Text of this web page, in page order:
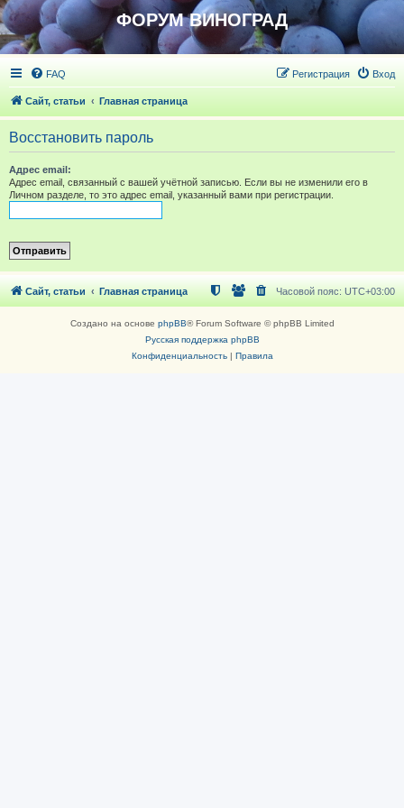
ФОРУМ ВИНОГРАД
FAQ Вход
Регистрация
Сайт, статьи Главная страница
Восстановить пароль
Адрес email:
Адрес email, связанный с вашей учётной записью. Если вы не изменили его в
Личном разделе, то это адрес email, указанный вами при регистрации.
Сайт, статьи Главная страница Часовой пояс: UTC+03:00
Создано на основе phpBB® Forum Software © phpBB Limited
Русская поддержка phpBB
Конфиденциальность| Правила